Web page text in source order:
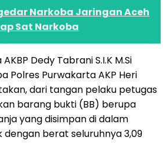
Narkoba Jaringan Aceh
Sat Narkoba
Dedy Tabrani S.I.K M.Si
Polres Purwakarta AKP Heri
dari tangan pelaku petugas
barang bukti (BB) berupa
yang disimpan di dalam
dengan berat seluruhnya 3,09